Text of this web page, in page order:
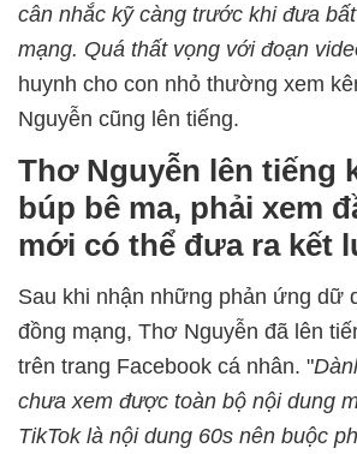
cân nhắc kỹ càng trước khi đưa
mạng. Quá thất vọng với đoạn
huynh cho con nhỏ thường xem
Nguyễn cũng lên tiếng.
Thơ Nguyễn lên tiếng
búp bê ma, phải xem
mới có thể đưa ra kết
Sau khi nhận những phản ứng dữ
đồng mạng, Thơ Nguyễn đã lên
trên trang Facebook cá nhân. "
chưa xem được toàn bộ nội dung
TikTok là nội dung 60s nên buộc